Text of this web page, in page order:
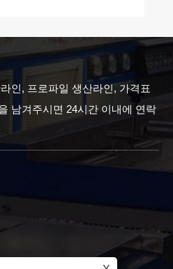
인, 프로파일 생산라인, 가격표
남겨주시면 24시간 이내에 연락